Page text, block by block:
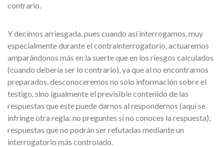
contrario.
Y decimos arriesgada, pues cuando así interrogamos, muy
especialmente durante el contrainterrogatorio, actuaremos
amparándonos más en la suerte que en los riesgos calculados
(cuando debería ser lo contrario), ya que al no encontrarnos
preparados, desconoceremos no solo información sobre el
testigo, sino igualmente el previsible contenido de las
respuestas que este puede darnos al respondernos (aquí se
infringe otra regla: no preguntes si no conoces la respuesta),
respuestas que no podrán ser refutadas mediante un
interrogatorio más controlado.